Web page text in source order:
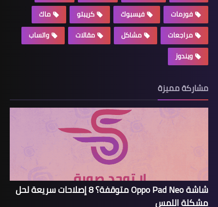
فورمات
فيسبوك كريبتو
ماك
مراجعات
مشاكل مقالات
واتساب
ويندوز
مشاركة مميزة
شاشة Oppo Pad Neo متوقفة؟ 8 إصلاحات سريعة لحل
مشكلة اللمس